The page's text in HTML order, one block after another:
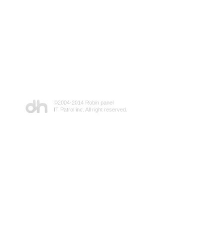
©2004-2014 Robin panel
IT Patrol inc. All right reserved.